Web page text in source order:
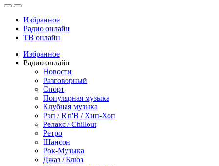
Избранное
Радио онлайн
ТВ онлайн
Избранное
Радио онлайн
Новости
Разговорный
Спорт
Популярная музыка
Клубная музыка
Рэп / R'n'B / Хип-Хоп
Релакс / Chillout
Ретро
Шансон
Рок-Музыка
Джаз / Блюз